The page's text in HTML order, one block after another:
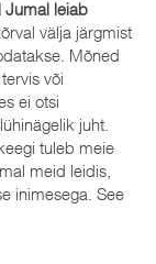
Jumal leiab
välja järgmist
Mõned
või
ei otsi
juht.
tuleb meie
meid leidis,
inimesega. See